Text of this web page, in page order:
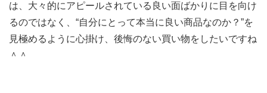
は、大々的にアピールされている良い面ばかりに目を向け
るのではなく、“自分にとって本当に良い商品なのか？”を
見極めるように心掛け、後悔のない買い物をしたいですね
＾＾